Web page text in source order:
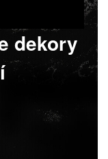
dekory